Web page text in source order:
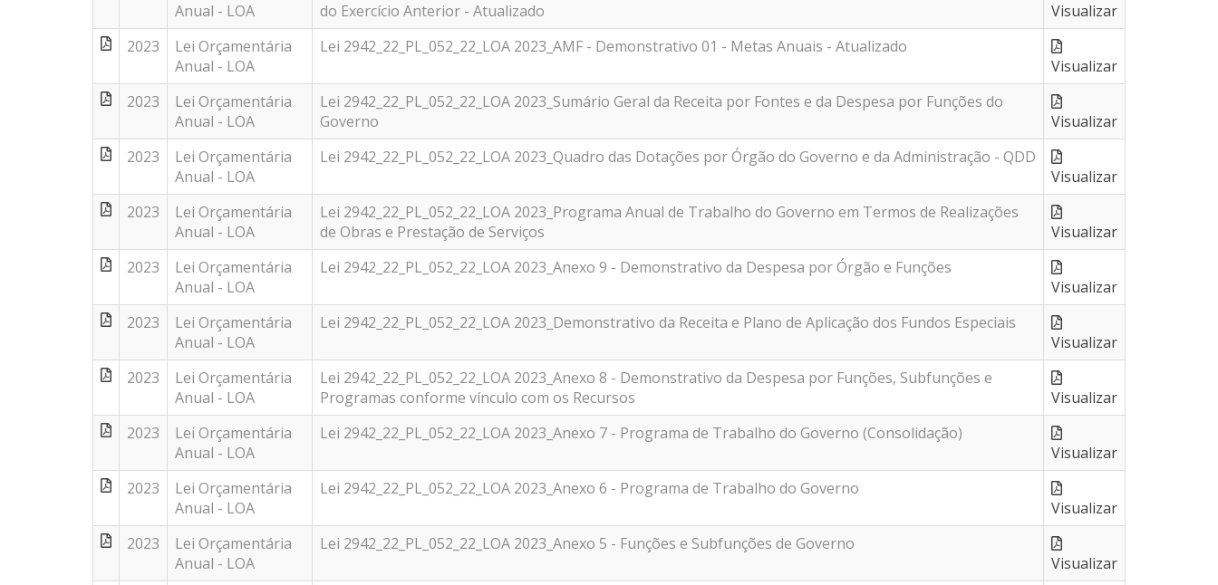
Anual - LOA
do Exercício Anterior - Atualizado
Visualizar
2023
Lei Orçamentária
Anual - LOA
Lei 2942_22_PL_052_22_LOA 2023_AMF - Demonstrativo 01 - Metas Anuais - Atualizado
Visualizar
2023
Lei Orçamentária
Anual - LOA
Lei 2942_22_PL_052_22_LOA 2023_Sumário Geral da Receita por Fontes e da Despesa por Funções do
Governo
Visualizar
2023
Lei Orçamentária
Anual - LOA
Lei 2942_22_PL_052_22_LOA 2023_Quadro das Dotações por Órgão do Governo e da Administração - QDD
Visualizar
2023
Lei Orçamentária
Anual - LOA
Lei 2942_22_PL_052_22_LOA 2023_Programa Anual de Trabalho do Governo em Termos de Realizações
de Obras e Prestação de Serviços
Visualizar
2023
Lei Orçamentária
Anual - LOA
Lei 2942_22_PL_052_22_LOA 2023_Anexo 9 - Demonstrativo da Despesa por Órgão e Funções
Visualizar
2023
Lei Orçamentária
Anual - LOA
Lei 2942_22_PL_052_22_LOA 2023_Demonstrativo da Receita e Plano de Aplicação dos Fundos Especiais
Visualizar
2023
Lei Orçamentária
Anual - LOA
Lei 2942_22_PL_052_22_LOA 2023_Anexo 8 - Demonstrativo da Despesa por Funções, Subfunções e
Programas conforme vínculo com os Recursos
Visualizar
2023
Lei Orçamentária
Anual - LOA
Lei 2942_22_PL_052_22_LOA 2023_Anexo 7 - Programa de Trabalho do Governo (Consolidação)
Visualizar
2023
Lei Orçamentária
Anual - LOA
Lei 2942_22_PL_052_22_LOA 2023_Anexo 6 - Programa de Trabalho do Governo
Visualizar
2023
Lei Orçamentária
Anual - LOA
Lei 2942_22_PL_052_22_LOA 2023_Anexo 5 - Funções e Subfunções de Governo
Visualizar